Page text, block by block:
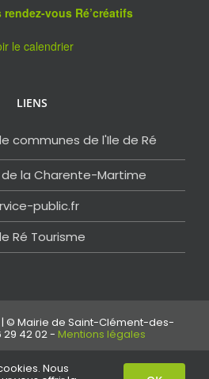
rendez-vous Ré’créatifs
le calendrier
LIENS
communes de l'Ile de Ré
la Charente-Martime
public.fr
Ré Tourisme
© Mairie de Saint-Clément-des-
29 42 02 - Mentions légales
Nous